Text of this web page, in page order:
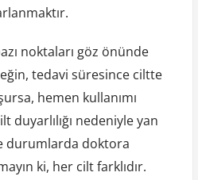
noktaları göz önünde
tedavi süresince ciltte
hemen kullanımı
duyarlılığı nedeniyle yan
durumlarda doktora
ki, her cilt farklıdır.